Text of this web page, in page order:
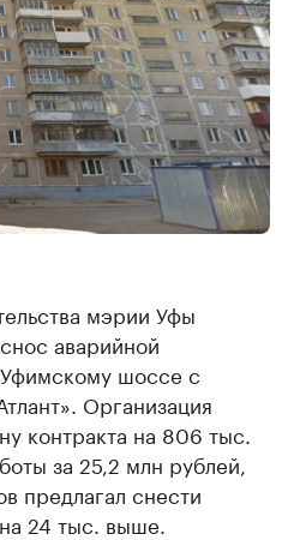
мэрии Уфы
аварийной
шоссе с
Организация
контракта на 806 тыс.
за 25,2 млн рублей,
предлагал снести
24 тыс. выше.